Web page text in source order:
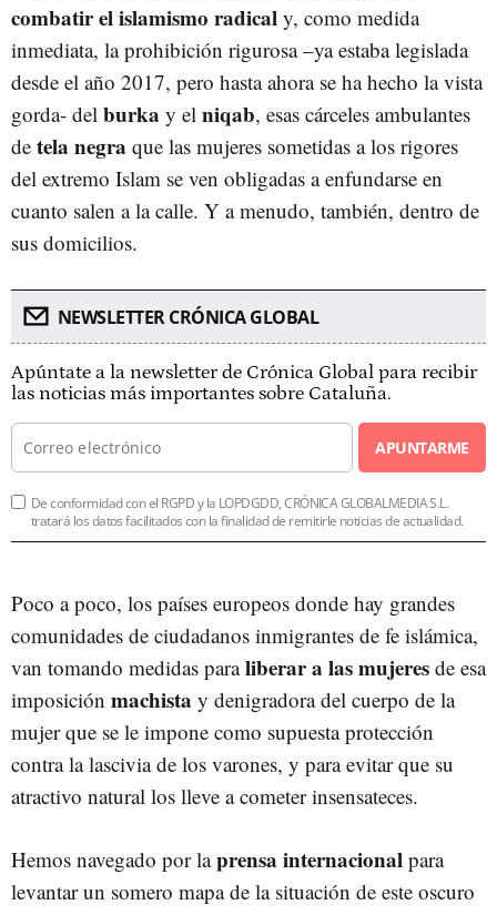
combatir el islamismo radical y, como medida
inmediata, la prohibición rigurosa –ya estaba legislada
desde el año 2017, pero hasta ahora se ha hecho la vista
gorda- del burka y el niqab, esas cárceles ambulantes
de tela negra que las mujeres sometidas a los rigores
del extremo Islam se ven obligadas a enfundarse en
cuanto salen a la calle. Y a menudo, también, dentro de
sus domicilios.
NEWSLETTER CRÓNICA GLOBAL
Apúntate a la newsletter de Crónica Global para recibir
las noticias más importantes sobre Cataluña.
APUNTARME
De conformidad con el RGPD y la LOPDGDD, CRÓNICA GLOBALMEDIA S.L.
tratará los datos facilitados con la finalidad de remitirle noticias de actualidad.
Poco a poco, los países europeos donde hay grandes
comunidades de ciudadanos inmigrantes de fe islámica,
van tomando medidas paraliberar a las mujeres de esa
imposición machista y denigradora del cuerpo de la
mujer que se le impone como supuesta protección
contra la lascivia de los varones, y para evitar que su
atractivo natural los lleve a cometer insensateces.
Hemos navegado por laprensa internacional para
levantar un somero mapa de la situación de este oscuro